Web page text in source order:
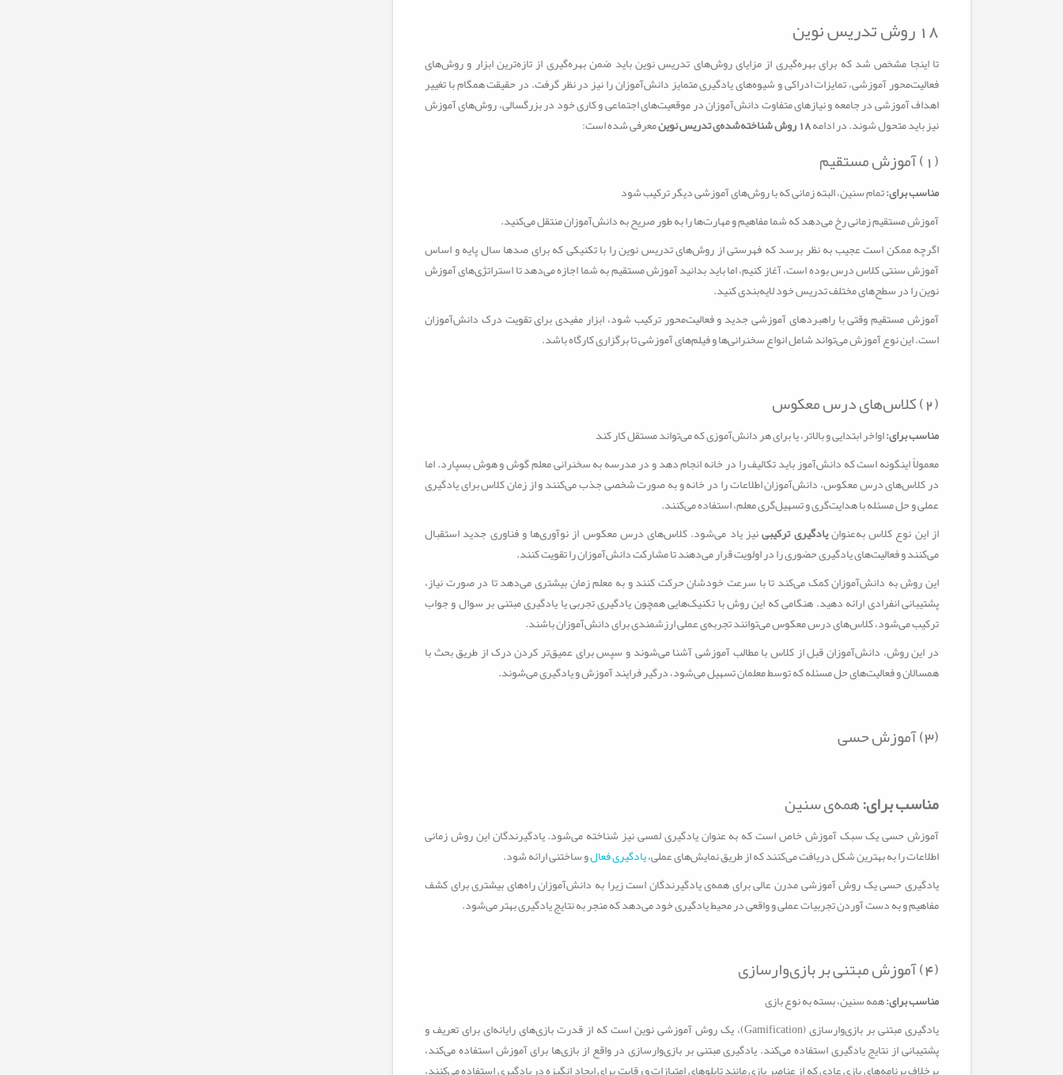
18 روش تدریس نوین
تا اینجا مشخص شد که برای بهره‌گیری از مزایای روش‌های تدریس نوین باید ضمن بهره‌گیری از تازه‌ترین ابزار و روش‌های
فعالیت‌محور آموزشی، تمایزات ادراکی و شیوه‌های یادگیری متمایز دانش‌آموزان را نیز در نظر گرفت. در حقیقت همگام با تغییر
اهداف آموزشی در جامعه و نیازهای متفاوت دانش‌آموزان در موقعیت‌های اجتماعی و کاری خود در بزرگسالی، روش‌های آموزش
نیز باید متحول شوند. در ادامه18 روش شناخته‌شده‌ی تدریس نوین معرفی شده است:
(1) آموزش مستقیم
مناسب برای:تمام سنین، البته زمانی که با روش‌های آموزشی دیگر ترکیب شود
آموزش مستقیم زمانی رخ می‌دهد که شما مفاهیم و مهارت‌ها را به طور صریح به دانش‌آموزان منتقل می‌کنید.
اگرچه ممکن است عجیب به نظر برسد که فهرستی از روش‌های تدریس نوین را با تکنیکی که برای صدها سال پایه و اساس
آموزش سنتی کلاس درس بوده است، آغاز کنیم، اما باید بدانید آموزش مستقیم به شما اجازه می‌دهد تا استراتژی‌های آموزش
نوین را در سطح‌های مختلف تدریس خود لایه‌بندی کنید.
آموزش مستقیم وقتی با راهبردهای آموزشی جدید و فعالیت‌محور ترکیب شود، ابزار مفیدی برای تقویت درک دانش‌آموزان
است. این نوع آموزش می‌تواند شامل انواع سخنرانی‌ها و فیلم‌های آموزشی تا برگزاری کارگاه‌ باشد.
(2) کلاس‌های درس معکوس
مناسب برای:اواخر ابتدایی و بالاتر، یا برای هر دانش‌آموزی که می‌تواند مستقل کار کند
معمولاً اینگونه است که دانش‌آموز باید تکالیف را در خانه انجام دهد و در مدرسه به سخنرانی معلم گوش و هوش بسپارد. اما
در کلاس‌های درس معکوس، دانش‌آموزان اطلاعات را در خانه و به صورت شخصی جذب می‌کنند و از زمان کلاس برای یادگیری
عملی و حل مسئله با هدایت‌گری و تسهیل‌گری معلم، استفاده می‌کنند.
از این نوع کلاس به‌عنوانیادگیری ترکیبینیز یاد می‌شود. کلاس‌های درس معکوس از نوآوری‌ها و فناوری جدید استقبال
می‌کنند و فعالیت‌های یادگیری حضوری را در اولویت قرار می‌دهند تا مشارکت دانش‌آموزان را تقویت کنند.
این روش به دانش‌آموزان کمک می‌کند تا با سرعت خودشان حرکت کنند و به معلم زمان بیشتری می‌دهد تا در صورت نیاز،
پشتیبانی انفرادی ارائه دهید. هنگامی که این روش با تکنیک‌هایی همچون یادگیری تجربی یا یادگیری مبتنی بر سوال و جواب
ترکیب می‌شود، کلاس‌های درس معکوس می‌توانند تجربه‌ی عملی ارزشمندی برای دانش‌آموزان باشند.
در این روش، دانش‌آموزان قبل از کلاس با مطالب آموزشی آشنا می‌شوند و سپس برای عمیق‌تر کردن درک از طریق بحث با
همسالان و فعالیت‌های حل مسئله که توسط معلمان تسهیل می‌شود، درگیر فرایند آموزش و یادگیری می‌شوند.
(3) آموزش حسی
مناسب برای:همه‌ی سنین
آموزش حسی یک سبک آموزش خاص است که به عنوان یادگیری لمسی نیز شناخته می‌شود. یادگیرندگان این روش زمانی
اطلاعات را به بهترین شکل دریافت می‌کنند که از طریق نمایش‌های عملی،یادگیری فعالو ساختنی ارائه شود.
یادگیری حسی یک روش آموزشی مدرن عالی برای همه‌ی یادگیرندگان است زیرا به دانش‌آموزان راه‌های بیشتری برای کشف
مفاهیم و به دست آوردن تجربیات عملی و واقعی در محیط یادگیری خود می‌دهد که منجر به نتایج یادگیری بهتر می‌شود.
(4) آموزش مبتنی بر بازی‌وارسازی
مناسب برای:همه سنین، بسته به نوع بازی
یادگیری مبتنی بر بازی‌وارسازی (Gamification)، یک روش آموزشی نوین است که از قدرت بازی‌های رایانه‌ای برای تعریف و
پشتیبانی از نتایج یادگیری استفاده می‌کند. یادگیری مبتنی بر بازی‌وارسازی در واقع از بازی‌ها برای آموزش استفاده می‌کند،
برخلاف برنامه‌های بازی عادی که از عناصر بازی مانند تابلوهای امتیازات و رقابت برای ایجاد انگیزه در یادگیری استفاده می‌کنند،